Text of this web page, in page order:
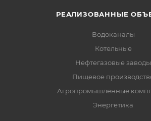
РЕАЛИЗОВАННЫЕ
Водоканалы
Котельные
Нефтегазовые заводы
Пищевое
Агропромышленные
Энергетика